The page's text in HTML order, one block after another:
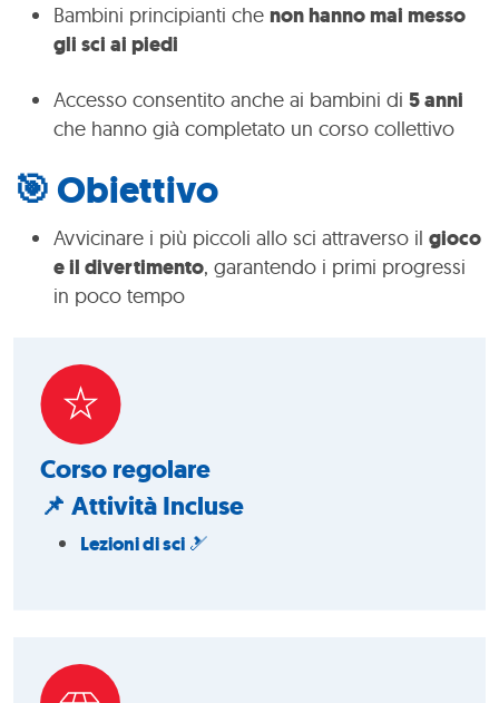
Bambini principianti che non hanno mai messo
gli sci ai piedi
Accesso consentito anche ai bambini di 5 anni
che hanno già completato un corso collettivo
🎯 Obiettivo
Avvicinare i più piccoli allo sci attraverso il gioco
e il divertimento, garantendo i primi progressi
in poco tempo
Corso regolare
📌 Attività Incluse
Lezioni di sci 🎿